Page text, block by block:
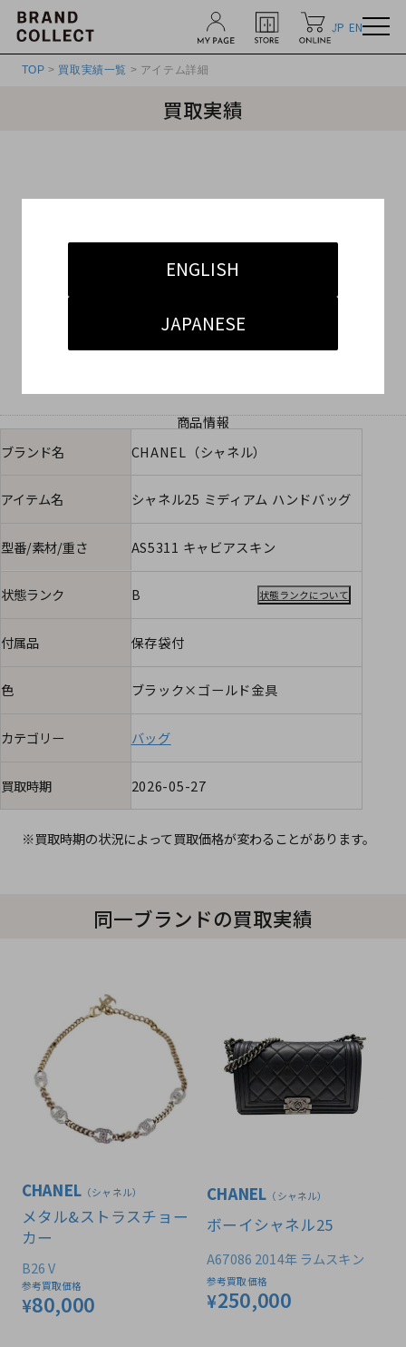
JP EN
ENGLISH
JAPANESE
TOP > 買取実績一覧 > アイテム詳細
買取実績
商品情報
ブランド名
CHANEL（シャネル）
アイテム名 シャネル25 ミディアム ハンドバッグ
型番/素材/重さ AS5311 キャビアスキン
状態ランク B 状態ランクについて
付属品 保存袋付
色 ブラック×ゴールド金具
カテゴリー バッグ
買取時期 2026-05-27
※買取時期の状況によって買取価格が変わることがあります。
同一ブランドの買取実績
CHANEL （シャネル）
メタル&ストラスチョー
カー
B26 V
参考買取価格
¥80,000
CHANEL （シャネル）
ボーイシャネル25
A67086 2014年 ラムスキン
参考買取価格
¥250,000